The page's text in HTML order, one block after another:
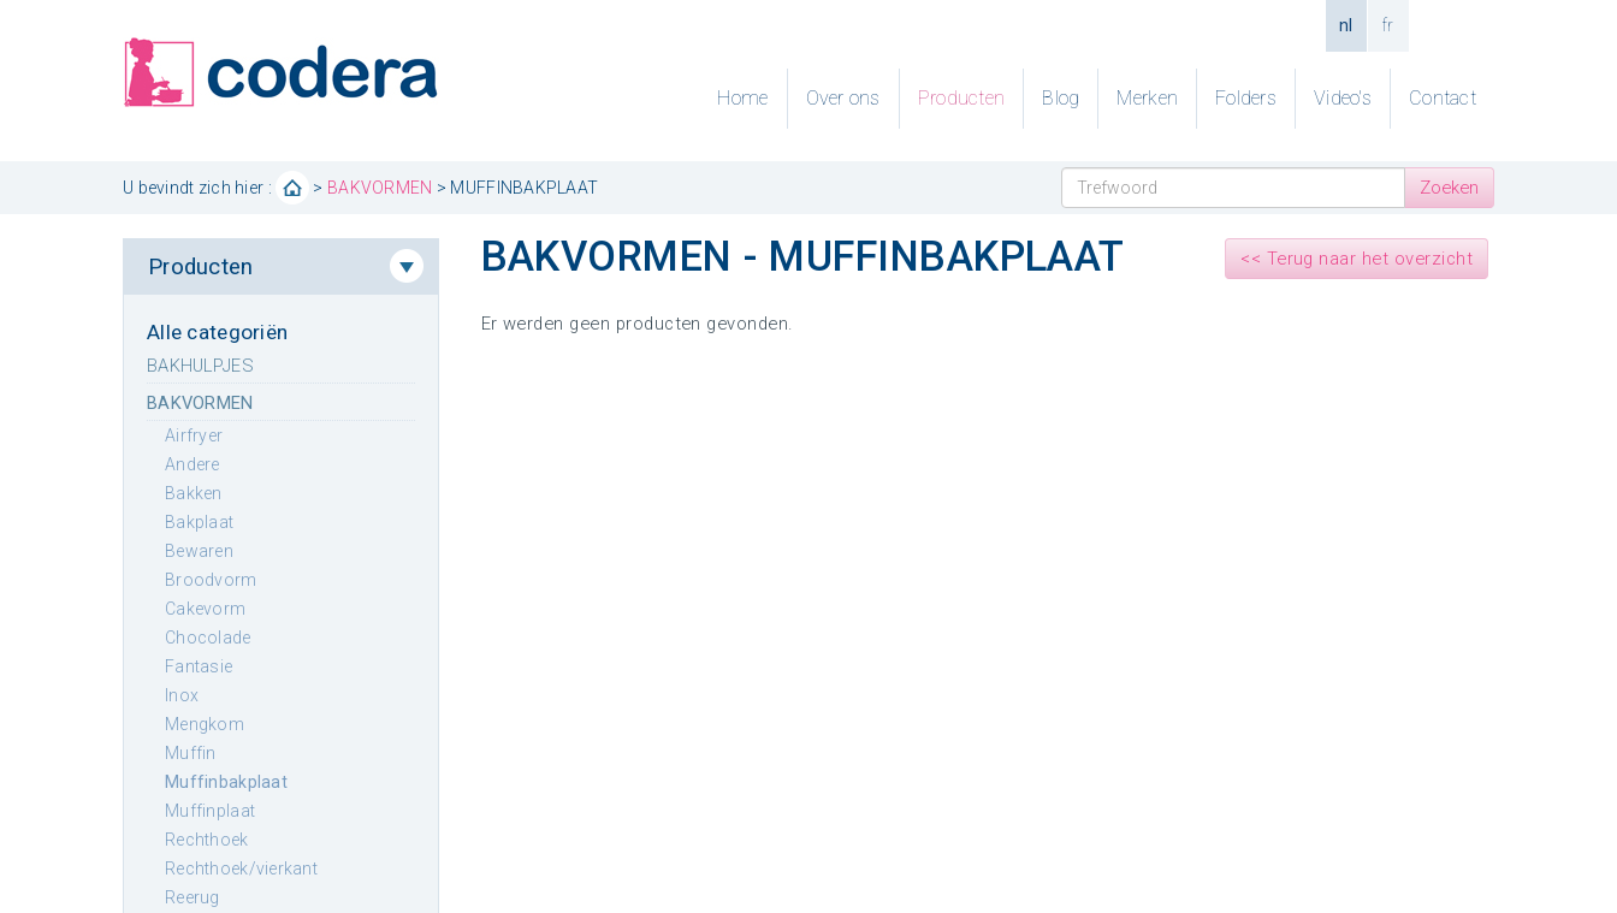
nl fr
Home Over ons Producten Blog Merken Folders Video's Contact
U bevindt zich hier : > BAKVORMEN > MUFFINBAKPLAAT
Producten
Alle categoriën
BAKHULPJES
BAKVORMEN
airfryer
andere
bakken
bakplaat
bewaren
broodvorm
cakevorm
chocolade
fantasie
inox
mengkom
muffin
muffinbakplaat
muffinplaat
rechthoek
rechthoek/vierkant
reerug
<< Terug naar het overzicht
BAKVORMEN - MUFFINBAKPLAAT
Er werden geen producten gevonden.